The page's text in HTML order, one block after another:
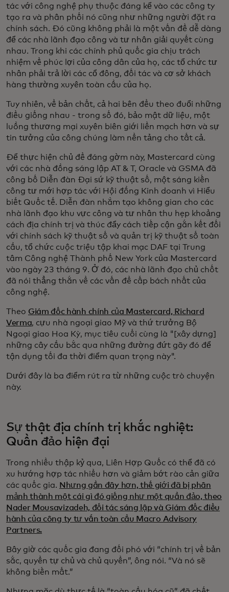
tác với công nghệ phụ thuộc đáng kể vào các công ty
tạo ra và phân phối nó cũng như những người đặt ra
chính sách. Đó cũng không phải là một vấn đề dễ dàng
để các nhà lãnh đạo công và tư nhân giải quyết cùng
nhau. Trong khi các chính phủ quốc gia chịu trách
nhiệm về phúc lợi của công dân của họ, các tổ chức tư
nhân phải trả lời các cổ đông, đối tác và cơ sở khách
hàng thường xuyên toàn cầu của họ.
Tuy nhiên, về bản chất, cả hai bên đều theo đuổi những
điều giống nhau - trong số đó, bảo mật dữ liệu, một
luồng thương mại xuyên biên giới liền mạch hơn và sự
tin tưởng của công chúng làm nền tảng cho tất cả.
Để thực hiện chủ đề đáng gờm này, Mastercard cùng
với các nhà đồng sáng lập AT & T, Oracle và GSMA đã
công bố Diễn đàn Đại sứ kỹ thuật số, một sáng kiến
công tư mới hợp tác với Hội đồng Kinh doanh vì Hiểu
biết Quốc tế. Diễn đàn nhằm tạo không gian cho các
nhà lãnh đạo khu vực công và tư nhân thu hẹp khoảng
cách địa chính trị và thúc đẩy cách tiếp cận gắn kết đối
với chính sách kỹ thuật số và quản trị kỹ thuật số toàn
cầu, tổ chức cuộc triệu tập khai mạc DAF tại Trung
tâm Công nghệ Thành phố New York của Mastercard
vào ngày 23 tháng 9. Ở đó, các nhà lãnh đạo chủ chốt
đã nói thẳng thắn về các vấn đề cấp bách nhất của
công nghệ.
Theo Giám đốc hành chính của Mastercard, Richard
Verma, cựu nhà ngoại giao Mỹ và thứ trưởng Bộ
Ngoại giao Hoa Kỳ, mục tiêu cuối cùng là "[xây dựng]
những cây cầu bắc qua những đường đứt gãy đó để
tận dụng tối đa thời điểm quan trọng này".
Dưới đây là ba điểm rút ra từ những cuộc trò chuyện
này.
Sự thật địa chính trị khắc nghiệt:
Quần đảo hiện đại
Trong nhiều thập kỷ qua, Liên Hợp Quốc có thể đã có
xu hướng hợp tác nhiều hơn và giảm bớt rào cản giữa
các quốc gia. Nhưng gần đây hơn, thế giới đã bị phân
mảnh thành một cái gì đó giống như một quần đảo, theo
Nader Mousavizadeh, đối tác sáng lập và Giám đốc điều
hành của công ty tư vấn toàn cầu Macro Advisory
Partners.
Bây giờ các quốc gia đang đối phó với “chính trị về bản
sắc, quyền tự chủ và chủ quyền”, ông nói. “Và nó sẽ
không biến mất.”